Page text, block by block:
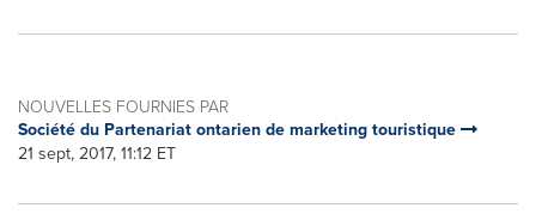
NOUVELLES FOURNIES PAR
Société du Partenariat ontarien de marketing touristique
21 sept, 2017, 11:12 ET